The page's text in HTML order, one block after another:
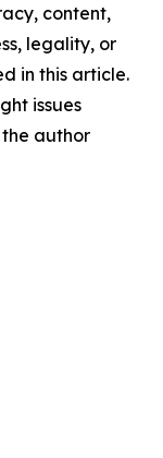
content,
legality, or
in this article.
issues
author